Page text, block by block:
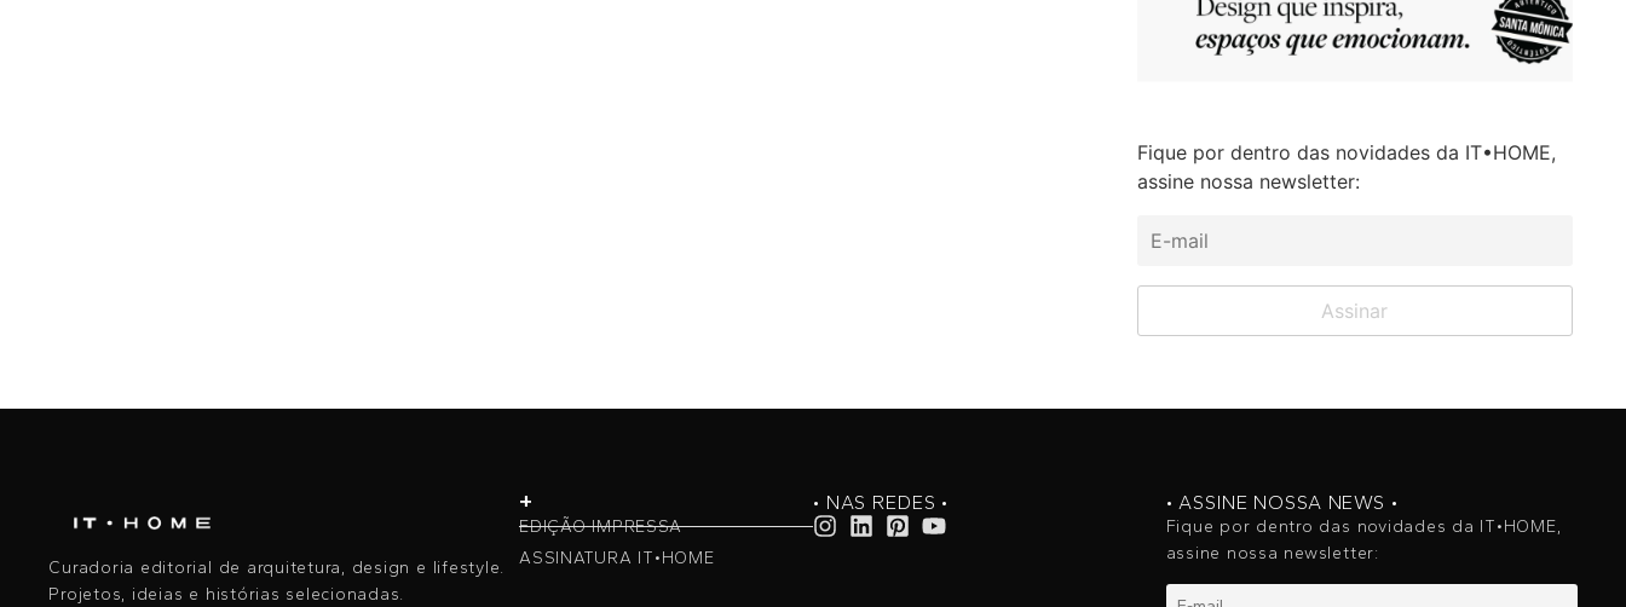
Fique por dentro das novidades da IT•HOME,
assine nossa newsletter:
Curadoria editorial de arquitetura, design e lifestyle.
Projetos, ideias e histórias selecionadas.
+
EDIÇÃO IMPRESSA
ASSINATURA IT•HOME
• NAS REDES • • ASSINE NOSSA NEWS •
Fique por dentro das novidades da IT•HOME,
assine nossa newsletter: